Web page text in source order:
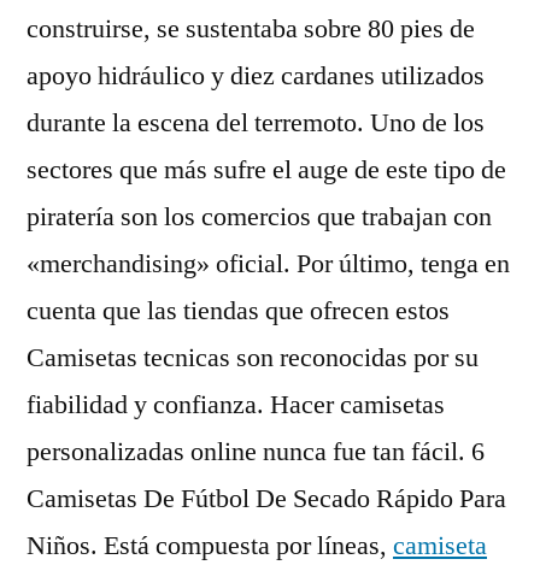
construirse, se sustentaba sobre 80 pies de
apoyo hidráulico y diez cardanes utilizados
durante la escena del terremoto. Uno de los
sectores que más sufre el auge de este tipo de
piratería son los comercios que trabajan con
«merchandising» oficial. Por último, tenga en
cuenta que las tiendas que ofrecen estos
Camisetas tecnicas son reconocidas por su
fiabilidad y confianza. Hacer camisetas
personalizadas online nunca fue tan fácil. 6
Camisetas De Fútbol De Secado Rápido Para
Niños. Está compuesta por líneas, camiseta